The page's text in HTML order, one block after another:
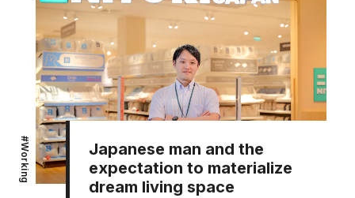
#
Working
Japanese man and the
expectation to materialize
dream living space